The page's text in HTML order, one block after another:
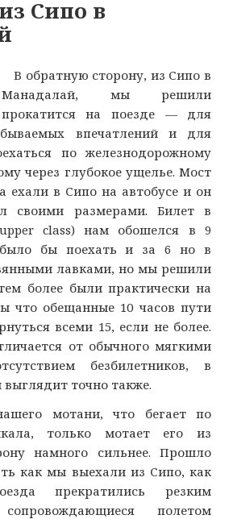
Сипо в
В обратную сторону, из Сипо в
Манадалай, мы решили
прокатится на поезде — для
впечатлений и для
по железнодорожному
через глубокое ущелье. Мост
ехали в Сипо на автобусе и он
своими размерами. Билет в
class) нам обошелся в 9
бы поехать и за 6 но в
лавками, но мы решили
более были практически на
что обещанные 10 часов пути
всеми 15, если не более.
от обычного мягкими
безбилетников, в
выглядит точно также.
мотани, что бегает по
только мотает его из
намного сильнее. Прошло
как мы выехали из Сипо, как
прекратились резким
полетом